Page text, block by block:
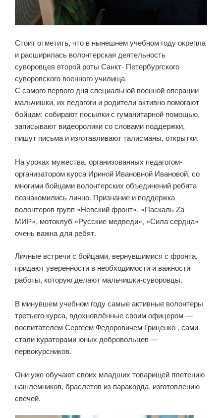
Стоит отметить, что в нынешнем учебном году окрепла
и расширилась волонтерская деятельность
суворовцев второй роты Санкт- Петербургского
суворовского военного училища.
С самого первого дня специальной военной операции
мальчишки, их педагоги и родители активно помогают
бойцам: собирают посылки с гуманитарной помощью,
записывают видеоролики со словами поддержки,
пишут письма и изготавливают талисманы, открытки.
На уроках мужества, организованных педагогом-
организатором курса Ириной Ивановной Ивановой, со
многими бойцами волонтерских объединений ребята
познакомились лично. Признание и поддержка
волонтеров групп «Невский фронт», «Паскаль Zа
МИР», мотоклуб «Русские медведи», «Сила сердца»
очень важна для ребят.
Личные встречи с бойцами, вернувшимися с фронта,
придают уверенности в необходимости и важности
работы, которую делают мальчишки-суворовцы.
В минувшем учебном году самые активные волонтеры
третьего курса, вдохновлённые своим офицером —
воспитателем Сергеем Федоровичем Гриценко , сами
стали кураторами юных добровольцев —
первокурсников.
Они уже обучают своих младших товарищей плетению
нашлемников, браслетов из паракорда, изготовлению
свечей.